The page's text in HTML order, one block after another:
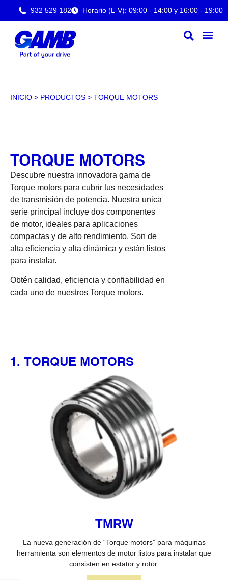
932 529 182 Horario (L-V): 09:00 - 14:00 y 16:00 - 19:00
INICIO > PRODUCTOS > TORQUE MOTORS
TORQUE MOTORS
Descubre nuestra innovadora gama de
Torque motors para cubrir tus necesidades
de transmisión de potencia. Nuestra unica
serie principal incluye dos componentes
de motor, ideales para aplicaciones
compactas y de alto rendimiento. Son de
alta eficiencia y alta dinámica y están listos
para instalar.
Obtén calidad, eficiencia y confiabilidad en
cada uno de nuestros Torque motors.
1. TORQUE MOTORS
TMRW
La nueva generación de “Torque motors” para máquinas
herramienta son elementos de motor listos para instalar que
consisten en estator y rotor.